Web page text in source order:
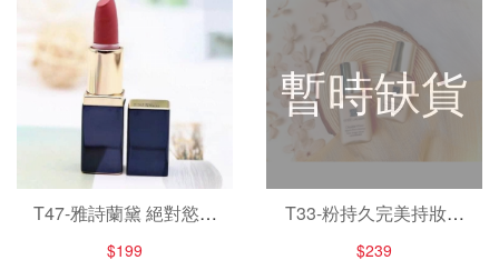
T47-雅詩蘭黛 絕對慾望
奢華潤唇膏 1.2g # 420
色 （昆凌色）
$199
暫時缺貨
T33-粉持久完美持妝粉
底SPF10/PA++ # 17號
色7ml
$239